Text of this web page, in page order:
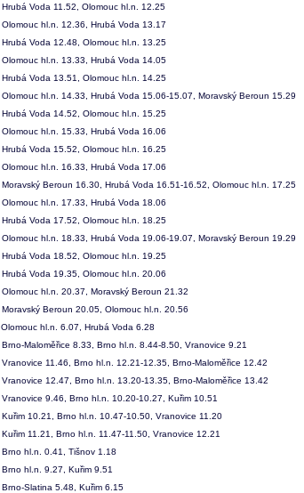
Hrubá Voda 11.52, Olomouc hl.n. 12.25
Olomouc hl.n. 12.36, Hrubá Voda 13.17
Hrubá Voda 12.48, Olomouc hl.n. 13.25
Olomouc hl.n. 13.33, Hrubá Voda 14.05
Hrubá Voda 13.51, Olomouc hl.n. 14.25
Olomouc hl.n. 14.33, Hrubá Voda 15.06-15.07, Moravský Beroun 15.29
Hrubá Voda 14.52, Olomouc hl.n. 15.25
Olomouc hl.n. 15.33, Hrubá Voda 16.06
Hrubá Voda 15.52, Olomouc hl.n. 16.25
Olomouc hl.n. 16.33, Hrubá Voda 17.06
Moravský Beroun 16.30, Hrubá Voda 16.51-16.52, Olomouc hl.n. 17.25
Olomouc hl.n. 17.33, Hrubá Voda 18.06
Hrubá Voda 17.52, Olomouc hl.n. 18.25
Olomouc hl.n. 18.33, Hrubá Voda 19.06-19.07, Moravský Beroun 19.29
Hrubá Voda 18.52, Olomouc hl.n. 19.25
Hrubá Voda 19.35, Olomouc hl.n. 20.06
Olomouc hl.n. 20.37, Moravský Beroun 21.32
Moravský Beroun 20.05, Olomouc hl.n. 20.56
Olomouc hl.n. 6.07, Hrubá Voda 6.28
Brno-Maloměřice 8.33, Brno hl.n. 8.44-8.50, Vranovice 9.21
Vranovice 11.46, Brno hl.n. 12.21-12.35, Brno-Maloměřice 12.42
Vranovice 12.47, Brno hl.n. 13.20-13.35, Brno-Maloměřice 13.42
Vranovice 9.46, Brno hl.n. 10.20-10.27, Kuřim 10.51
Kuřim 10.21, Brno hl.n. 10.47-10.50, Vranovice 11.20
Kuřim 11.21, Brno hl.n. 11.47-11.50, Vranovice 12.21
Brno hl.n. 0.41, Tišnov 1.18
Brno hl.n. 9.27, Kuřim 9.51
Brno-Slatina 5.48, Kuřim 6.15